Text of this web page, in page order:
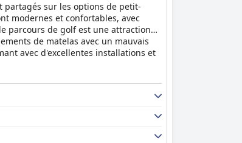
partagés sur les options de petit-
modernes et confortables, avec
parcours de golf est une attraction
de matelas avec un mauvais
avec d'excellentes installations et